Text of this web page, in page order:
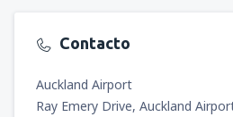
Contacto
Auckland Airport
Ray Emery Drive, Auckland